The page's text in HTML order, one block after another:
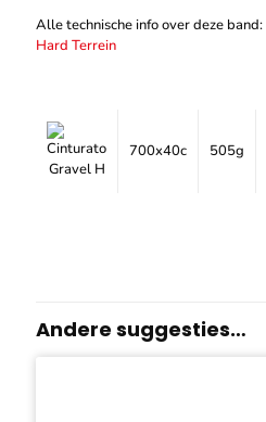
Alle technische info over deze band:
Hard Terrein
700x40c 505g
Andere suggesties…